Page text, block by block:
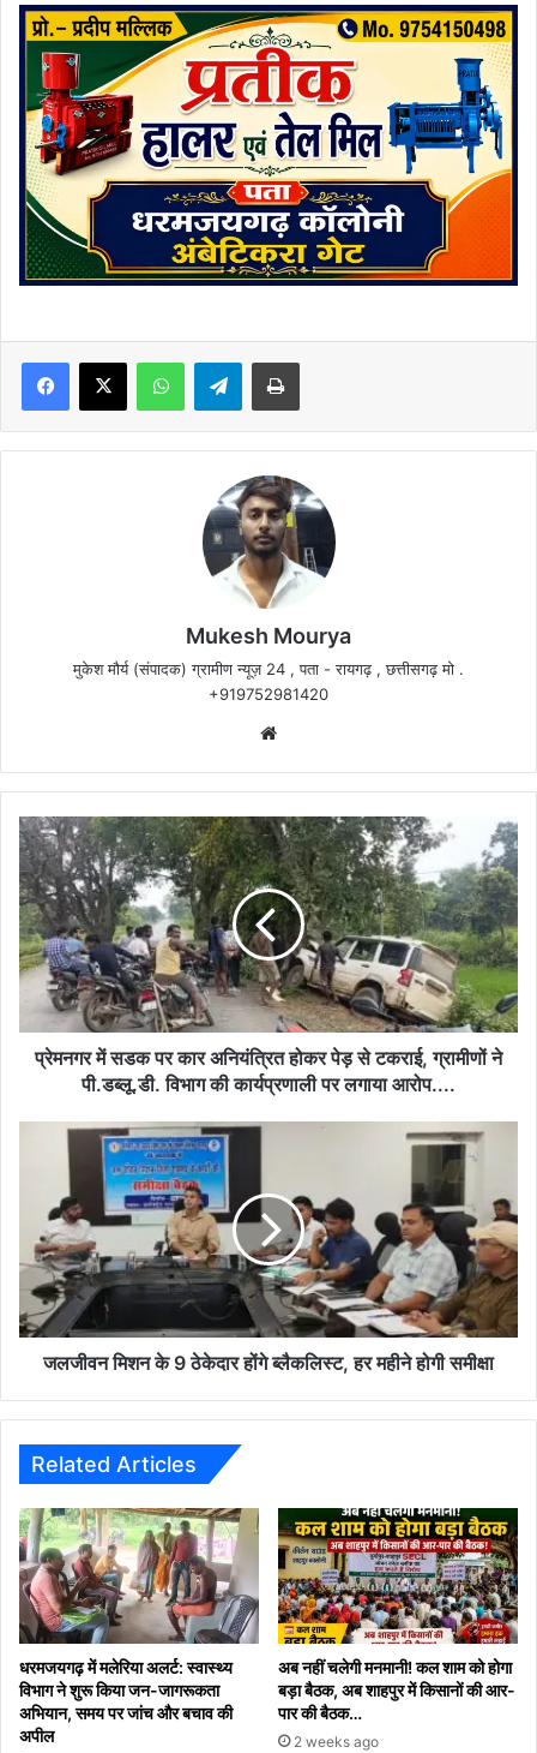
Facebook
X WhatsAppTelegramPrint
Mukesh Mourya
मुकेश मौर्य (संपादक) ग्रामीण न्यूज़ 24 , पता - रायगढ़ , छत्तीसगढ़ मो .
+919752981420
प्रेमनगर
में
सडक
पर
कार
अनियंत्रित
होकर
से
टकराई,
पी.डब्लू.डी.
कार्यप्रणाली
लगाया
आरोप....
प्रेमनगर में सडक पर कार अनियंत्रित होकर पेड़ से टकराई, ग्रामीणों ने
पी.डब्लू.डी. विभाग की कार्यप्रणाली पर लगाया आरोप....
जलजीवन
ठेकेदार
होंगे
ब्लैकलिस्ट,
हर
महीने
जलजीवन मिशन के 9 ठेकेदार होंगे ब्लैकलिस्ट, हर महीने होगी समीक्षा
Related Articles
धरमजयगढ़ में मलेरिया अलर्ट: स्वास्थ्य
विभाग ने शुरू किया जन-जागरूकता
अभियान, समय पर जांच और बचाव की
अपील
अब नहीं चलेगी मनमानी! कल शाम को होगा
बड़ा बैठक, अब शाहपुर में किसानों की आर-
पार की बैठक…
2 weeks ago